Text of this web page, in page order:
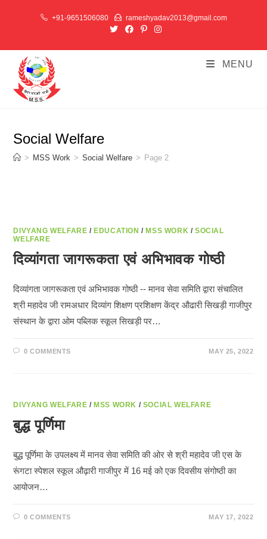
+91-9651506080 rameshyadav2013@gmail.com
MENU
Social Welfare
> MSS Work > Social Welfare > Page 2
DIVYANG WELFARE / EDUCATION / MSS WORK /SOCIAL
WELFARE
दिव्यांगता जागरूकता एवं अभिभावक गोष्ठी
दिव्यांगता जागरूकता एवं अभिभावक गोष्ठी -- मानव सेवा समिति द्वारा संचालित
श्री महादेव जी रामअधार दिव्यांग शिक्षण प्रशिक्षण केंद्र औढारी सिखड़ी गाजीपुर
संस्थान के द्वारा ओम पब्लिक स्कूल सिखड़ी पर…
0 COMMENTS MAY 25, 2022
DIVYANG WELFARE / MSS WORK / SOCIAL WELFARE
बुद्ध पूर्णिमा
बुद्ध पूर्णिमा के उपलक्ष्य में मानव सेवा समिति की ओर से श्री महादेव जी एस के
रूंगटा स्पेशल स्कूल औढ़ारी गाजीपुर में 16 मई को एक दिवसीय संगोष्ठी का
आयोजन…
0 COMMENTS MAY 17, 2022